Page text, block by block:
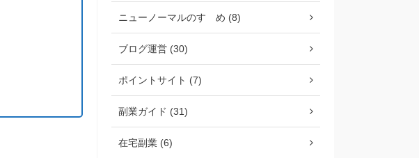
ニューノーマルのすゝめ (8)
ブログ運営 (30)
ポイントサイト (7)
副業ガイド (31)
在宅副業 (6)